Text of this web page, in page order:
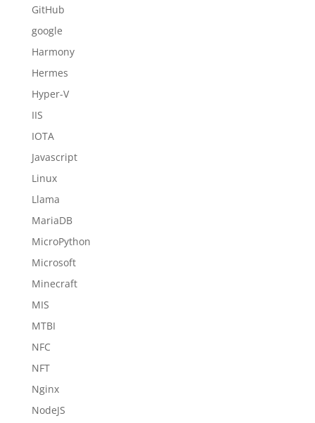
GitHub
google
Harmony
Hermes
Hyper-V
IIS
IOTA
Javascript
Linux
Llama
MariaDB
MicroPython
Microsoft
Minecraft
MIS
MTBI
NFC
NFT
Nginx
NodeJS